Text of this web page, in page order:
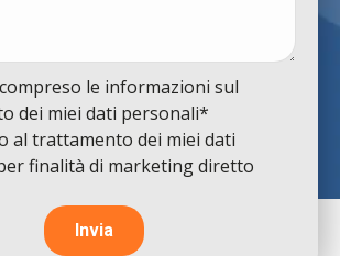
le informazioni sul
dei miei dati personali*
al trattamento dei miei dati
finalità di marketing diretto